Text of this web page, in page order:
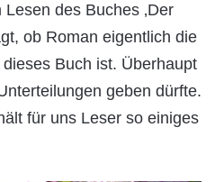
des Buches ‚Der
ob Roman eigentlich die
Buch ist. Überhaupt
geben dürfte.
für uns Leser so einiges